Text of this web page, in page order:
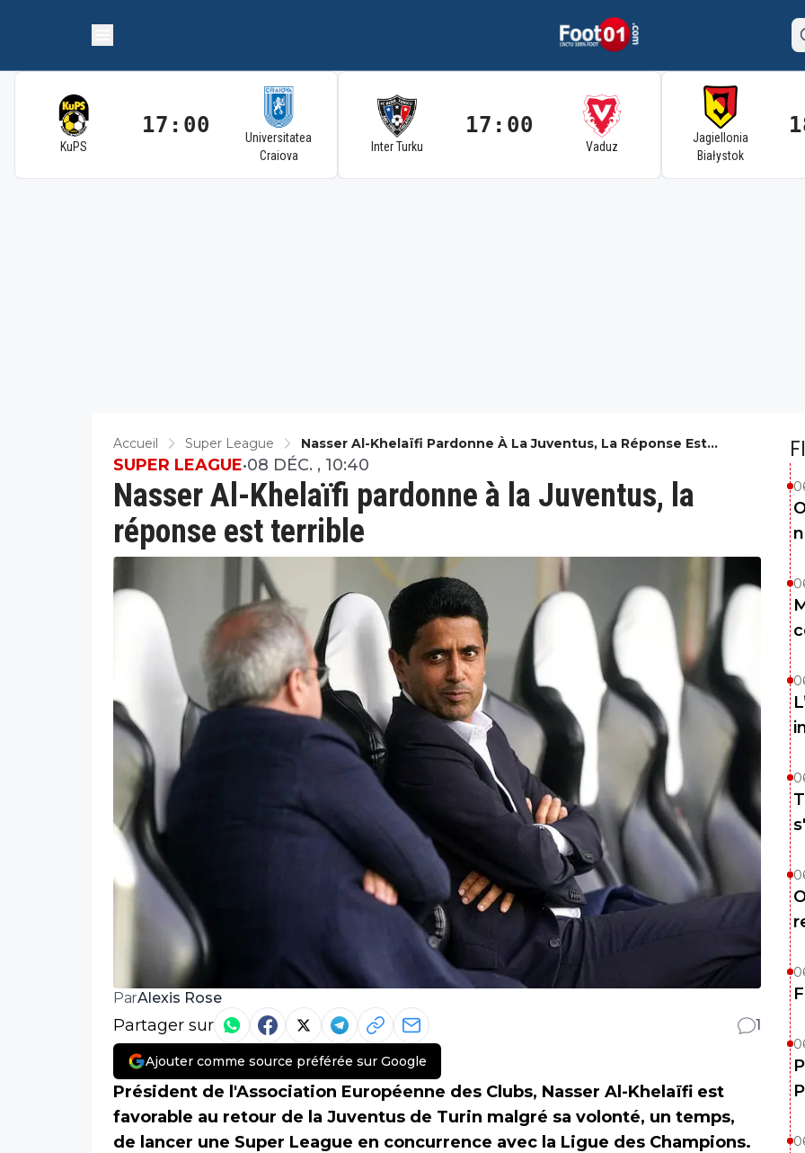
KuPS
17:00
Universitatea
Craiova
Inter Turku
17:00
Vaduz
Jagiellonia
Białystok
Accueil Super League
Nasser Al-Khelaïfi Pardonne À La Juventus, La Réponse Est
Terrible
Nasser Al-Khelaïfi pardonne à la Juventus, la
réponse est terrible
SUPER LEAGUE•08 DÉC. , 10:40
ParAlexis Rose
Partager sur 1
Ajouter comme source préférée sur Google
Président de l'Association Européenne des Clubs, Nasser Al-Khelaïfi est
favorable au retour de la Juventus de Turin malgré sa volonté, un temps,
de lancer une Super League en concurrence avec la Ligue des Champions.